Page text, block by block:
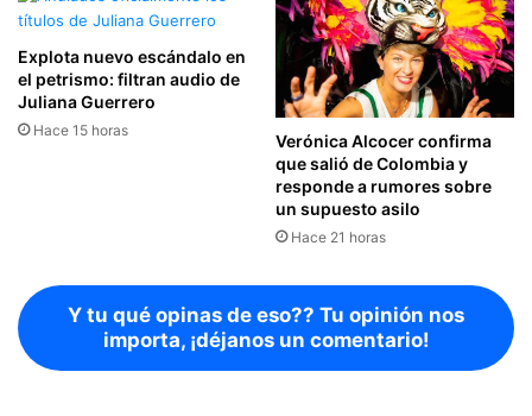
Explota nuevo escándalo en
el petrismo: filtran audio de
Juliana Guerrero
Hace 15 horas
Verónica Alcocer confirma
que salió de Colombia y
responde a rumores sobre
un supuesto asilo
Hace 21 horas
Y tu qué opinas de eso?? Tu opinión nos
importa, ¡déjanos un comentario!